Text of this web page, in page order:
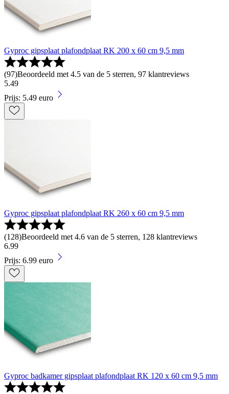
Gyproc gipsplaat plafondplaat RK 200 x 60 cm 9,5 mm
(97)Beoordeeld met 4.5 van de 5 sterren, 97 klantreviews
5.49
Prijs: 5.49 euro
Gyproc gipsplaat plafondplaat RK 260 x 60 cm 9,5 mm
(128)Beoordeeld met 4.6 van de 5 sterren, 128 klantreviews
6.99
Prijs: 6.99 euro
Gyproc badkamer gipsplaat plafondplaat RK 120 x 60 cm 9,5 mm